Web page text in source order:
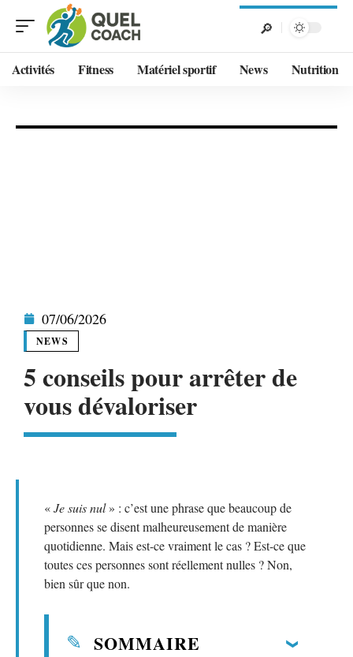
Activités Fitness Matériel sportif News Nutrition
07/06/2026
NEWS
5 conseils pour arrêter de
vous dévaloriser
«Je suis nul» : c’est une phrase que beaucoup de
personnes se disent malheureusement de manière
quotidienne. Mais est-ce vraiment le cas ? Est-ce que
toutes ces personnes sont réellement nulles ? Non,
bien sûr que non.
SOMMAIRE